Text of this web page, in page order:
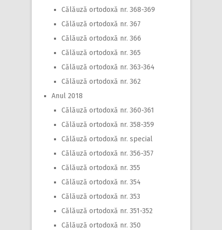
Călăuză ortodoxă nr. 368-369
Călăuză ortodoxă nr. 367
Călăuză ortodoxă nr. 366
Călăuză ortodoxă nr. 365
Călăuză ortodoxă nr. 363-364
Călăuză ortodoxă nr. 362
Anul 2018
Călăuză ortodoxă nr. 360-361
Călăuză ortodoxă nr. 358-359
Călăuză ortodoxă nr. special
Călăuză ortodoxă nr. 356-357
Călăuză ortodoxă nr. 355
Călăuză ortodoxă nr. 354
Călăuză ortodoxă nr. 353
Călăuză ortodoxă nr. 351-352
Călăuză ortodoxă nr. 350